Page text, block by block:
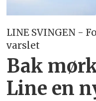
LINE SVINGEN -
varslet
Bak
Line en